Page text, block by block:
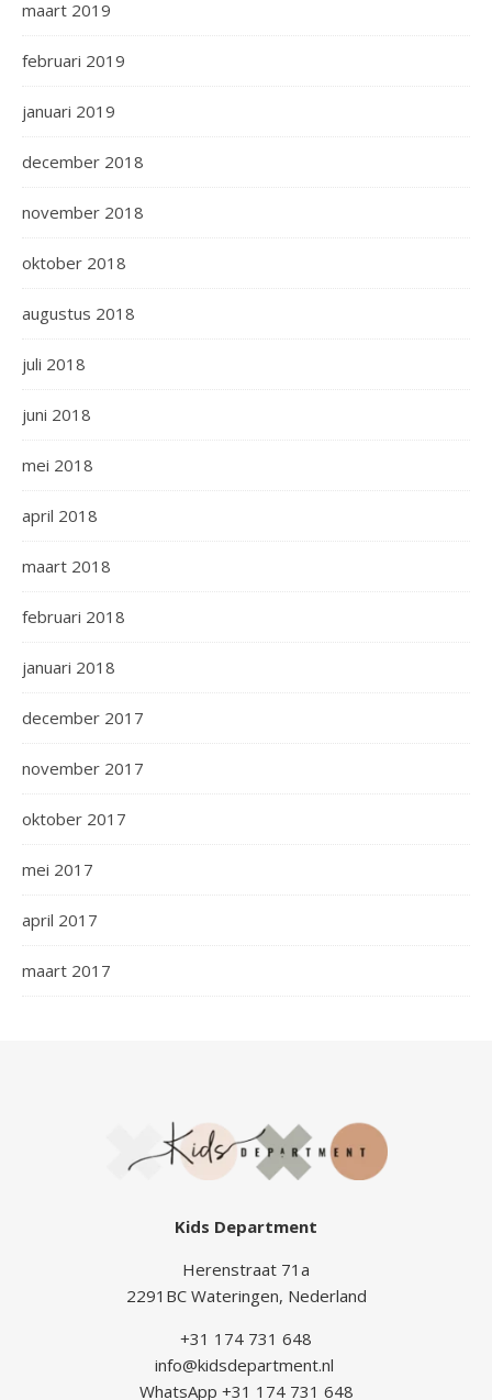
maart 2019
februari 2019
januari 2019
december 2018
november 2018
oktober 2018
augustus 2018
juli 2018
juni 2018
mei 2018
april 2018
maart 2018
februari 2018
januari 2018
december 2017
november 2017
oktober 2017
mei 2017
april 2017
maart 2017
Kids Department
Herenstraat 71a
2291BC Wateringen, Nederland
+31 174 731 648
info@kidsdepartment.nl
WhatsApp +31 174 731 648